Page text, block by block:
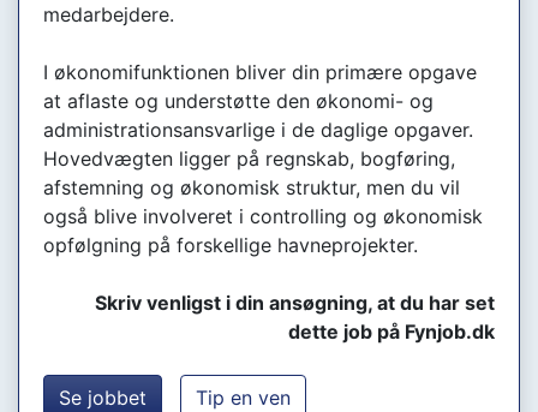
medarbejdere.
I økonomifunktionen bliver din primære opgave
at aflaste og understøtte den økonomi- og
administrationsansvarlige i de daglige opgaver.
Hovedvægten ligger på regnskab, bogføring,
afstemning og økonomisk struktur, men du vil
også blive involveret i controlling og økonomisk
opfølgning på forskellige havneprojekter.
Skriv venligst i din ansøgning, at du har set
dette job på Fynjob.dk
Se jobbet Tip en ven